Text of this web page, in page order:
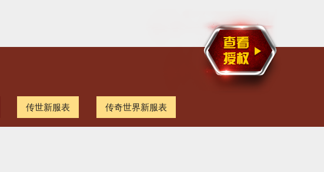
传世新服表 传奇世界新服表